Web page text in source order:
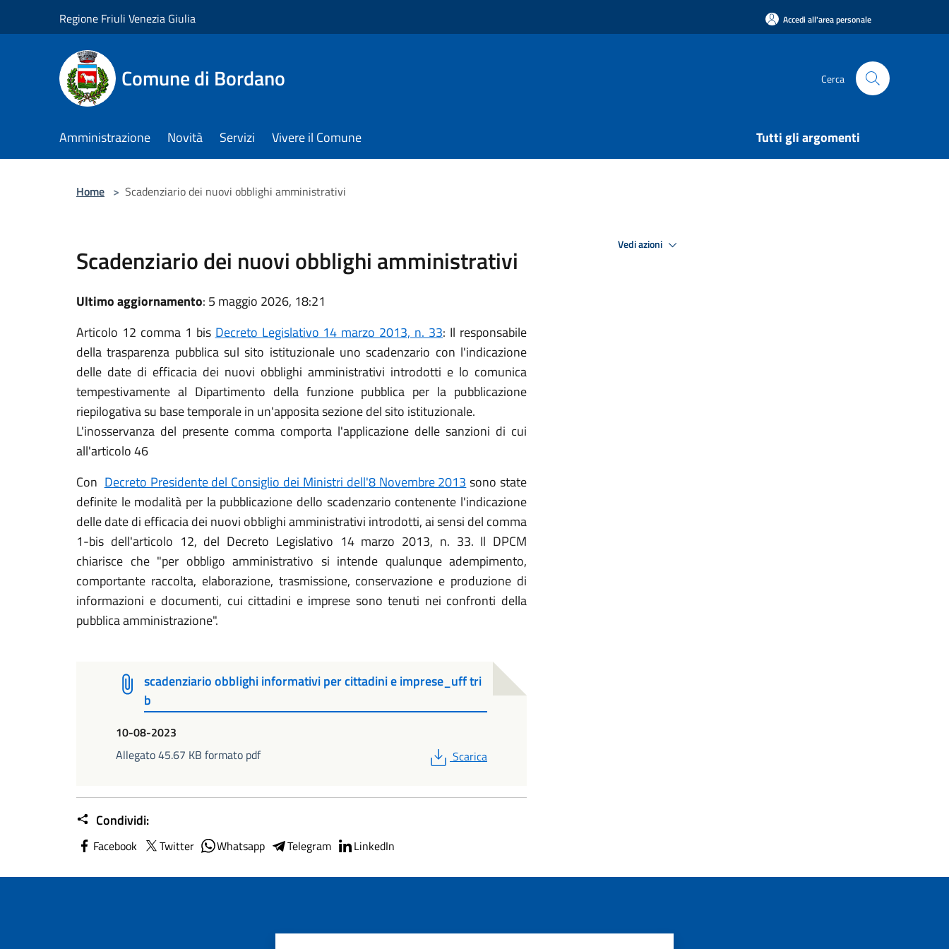
Regione Friuli Venezia Giulia Accedi all'area personale
Comune di Bordano Cerca
Amministrazione Novità Servizi Vivere il Comune Tutti gli argomenti
Home > Scadenziario dei nuovi obblighi amministrativi
Scadenziario dei nuovi obblighi amministrativi
Ultimo aggiornamento: 5 maggio 2026, 18:21
Articolo 12 comma 1 bis Decreto Legislativo 14 marzo 2013, n. 33: Il responsabile
della trasparenza pubblica sul sito istituzionale uno scadenzario con l'indicazione
delle date di efficacia dei nuovi obblighi amministrativi introdotti e lo comunica
tempestivamente al Dipartimento della funzione pubblica per la pubblicazione
riepilogativa su base temporale in un'apposita sezione del sito istituzionale.
L'inosservanza del presente comma comporta l'applicazione delle sanzioni di cui
all'articolo 46
Con Decreto Presidente del Consiglio dei Ministri dell'8 Novembre 2013 sono state
definite le modalità per la pubblicazione dello scadenzario contenente l'indicazione
delle date di efficacia dei nuovi obblighi amministrativi introdotti, ai sensi del comma
1-bis dell'articolo 12, del Decreto Legislativo 14 marzo 2013, n. 33. Il DPCM
chiarisce che "per obbligo amministrativo si intende qualunque adempimento,
comportante raccolta, elaborazione, trasmissione, conservazione e produzione di
informazioni e documenti, cui cittadini e imprese sono tenuti nei confronti della
pubblica amministrazione".
scadenziario obblighi informativi per cittadini e imprese_uff tri
b
10-08-2023
Allegato 45.67 KB formato pdf
PDF
Scarica
Condividi:
Facebook Twitter Whatsapp Telegram LinkedIn
Vedi azioni